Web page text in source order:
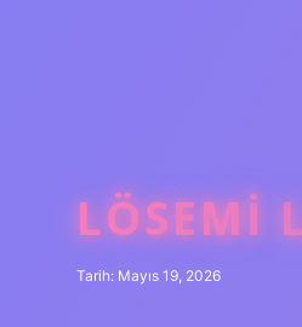
LÖSEMI
Tarih: Mayıs 19, 2026